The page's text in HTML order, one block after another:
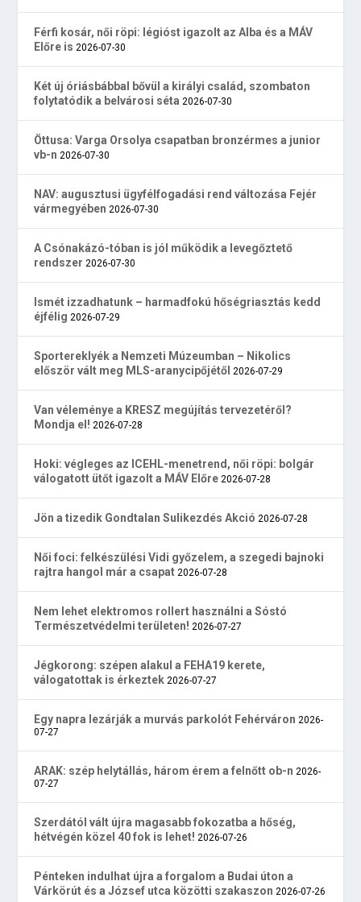
Férfi kosár, női röpi: légióst igazolt az Alba és a MÁV
Előre is 2026-07-30
Két új óriásbábbal bővül a királyi család, szombaton
folytatódik a belvárosi séta 2026-07-30
Öttusa: Varga Orsolya csapatban bronzérmes a junior
vb-n 2026-07-30
NAV: augusztusi ügyfélfogadási rend változása Fejér
vármegyében 2026-07-30
A Csónakázó-tóban is jól működik a levegőztető
rendszer 2026-07-30
Ismét izzadhatunk – harmadfokú hőségriasztás kedd
éjfélig 2026-07-29
Sportereklyék a Nemzeti Múzeumban – Nikolics
először vált meg MLS-aranycipőjétől 2026-07-29
Van véleménye a KRESZ megújítás tervezetéről?
Mondja el! 2026-07-28
Hoki: végleges az ICEHL-menetrend, női röpi: bolgár
válogatott ütőt igazolt a MÁV Előre 2026-07-28
Jön a tizedik Gondtalan Sulikezdés Akció 2026-07-28
Női foci: felkészülési Vidi győzelem, a szegedi bajnoki
rajtra hangol már a csapat 2026-07-28
Nem lehet elektromos rollert használni a Sóstó
Természetvédelmi területen! 2026-07-27
Jégkorong: szépen alakul a FEHA19 kerete,
válogatottak is érkeztek 2026-07-27
Egy napra lezárják a murvás parkolót Fehérváron 2026-
07-27
ARAK: szép helytállás, három érem a felnőtt ob-n 2026-
07-27
Szerdától vált újra magasabb fokozatba a hőség,
hétvégén közel 40 fok is lehet! 2026-07-26
Pénteken indulhat újra a forgalom a Budai úton a
Várkörút és a József utca közötti szakaszon 2026-07-26